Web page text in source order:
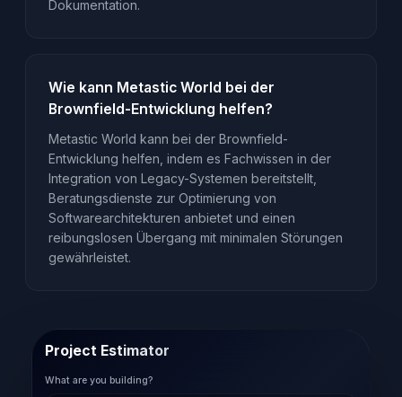
Dokumentation.
Wie kann Metastic World bei der
Brownfield-Entwicklung helfen?
Metastic World kann bei der Brownfield-
Entwicklung helfen, indem es Fachwissen in der
Integration von Legacy-Systemen bereitstellt,
Beratungsdienste zur Optimierung von
Softwarearchitekturen anbietet und einen
reibungslosen Übergang mit minimalen Störungen
gewährleistet.
Project Estimator
What are you building?